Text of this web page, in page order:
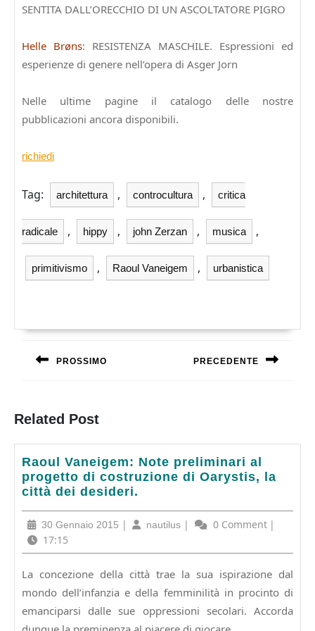
SENTITA DALL’ORECCHIO DI UN ASCOLTATORE PIGRO
Helle Brøns: RESISTENZA MASCHILE. Espressioni ed
esperienze di genere nell’opera di Asger Jorn
Nelle ultime pagine il catalogo delle nostre
pubblicazioni ancora disponibili.
richiedi
Tag: architettura , controcultura , critica
radicale , hippy , john Zerzan , musica ,
primitivismo , Raoul Vaneigem , urbanistica
Navigazione
articoli
PROSSIMO PRECEDENTE
Related Post
Raoul Vaneigem: Note preliminari al
progetto di costruzione di Oarystis, la
città dei desideri.
Raoul
Vaneigem:
Note
al
progetto
di
di
Oarystis,
la
città
30 Gennaio 2015 30
2015
| nautilus nautilus
| 0 Comment |
17:15
La concezione della città trae la sua ispirazione dal
mondo dell’infanzia e della femminilità in procinto di
emanciparsi dalle sue oppressioni secolari. Accorda